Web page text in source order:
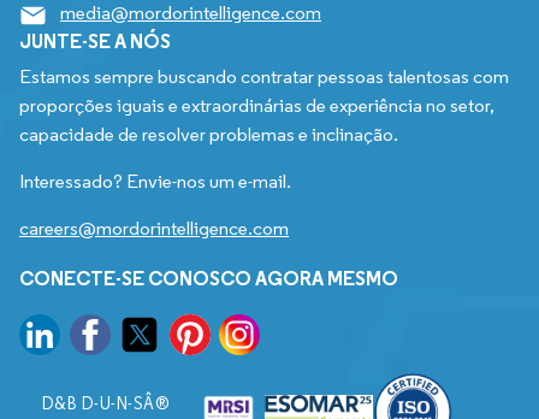
media@mordorintelligence.com
JUNTE-SE A NÓS
Estamos sempre buscando contratar pessoas talentosas com
proporções iguais e extraordinárias de experiência no setor,
capacidade de resolver problemas e inclinação.
Interessado? Envie-nos um e-mail.
careers@mordorintelligence.com
CONECTE-SE CONOSCO AGORA MESMO
D&B D-U-N-SÂ®